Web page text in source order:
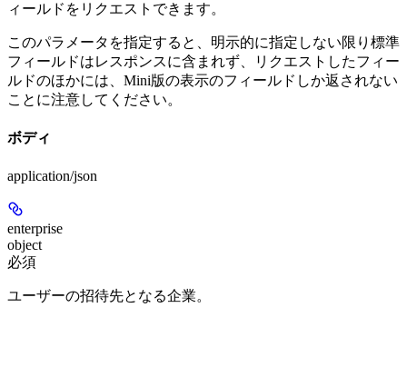
ィールドをリクエストできます。
このパラメータを指定すると、明示的に指定しない限り標準
フィールドはレスポンスに含まれず、リクエストしたフィー
ルドのほかには、Mini版の表示のフィールドしか返されない
ことに注意してください。
ボディ
application/json
enterprise
object
必須
ユーザーの招待先となる企業。